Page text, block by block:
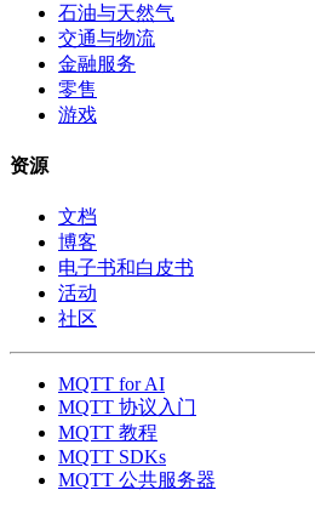
石油与天然气
交通与物流
金融服务
零售
游戏
资源
文档
博客
电子书和白皮书
活动
社区
MQTT for AI
MQTT 协议入门
MQTT 教程
MQTT SDKs
MQTT 公共服务器